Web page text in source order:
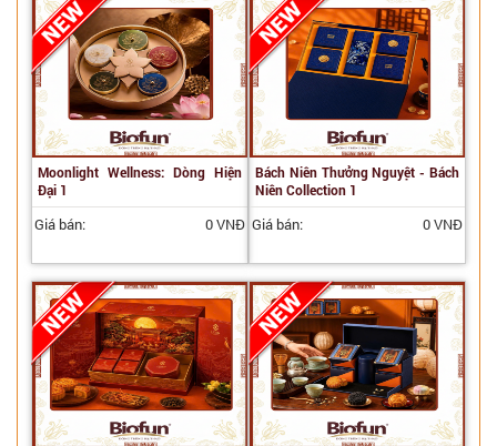
Moonlight Wellness: Dòng Hiện
Đại 1
Giá bán: 0 VNĐ
Bách Niên Thưởng Nguyệt - Bách
Niên Collection 1
Giá bán: 0 VNĐ